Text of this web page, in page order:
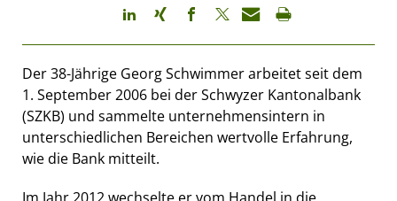
Der 38-Jährige Georg Schwimmer arbeitet seit dem
1. September 2006 bei der Schwyzer Kantonalbank
(SZKB) und sammelte unternehmensintern in
unterschiedlichen Bereichen wertvolle Erfahrung,
wie die Bank mitteilt.